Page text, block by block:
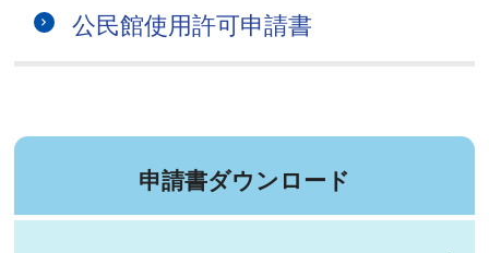
公民館使用許可申請書
申請書ダウンロード